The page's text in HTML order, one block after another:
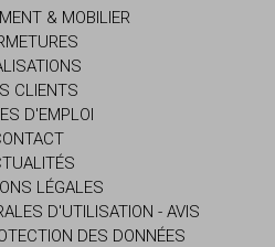
& MOBILIER
CLIENTS
D'EMPLOI
LÉGALES
D'UTILISATION - AVIS
DES DONNÉES